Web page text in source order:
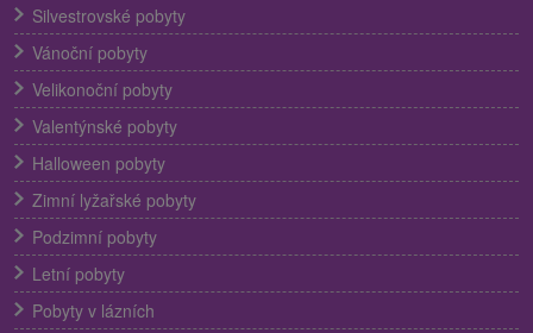
Silvestrovské pobyty
Vánoční pobyty
Velikonoční pobyty
Valentýnské pobyty
Halloween pobyty
Zimní lyžařské pobyty
Podzimní pobyty
Letní pobyty
Pobyty v lázních